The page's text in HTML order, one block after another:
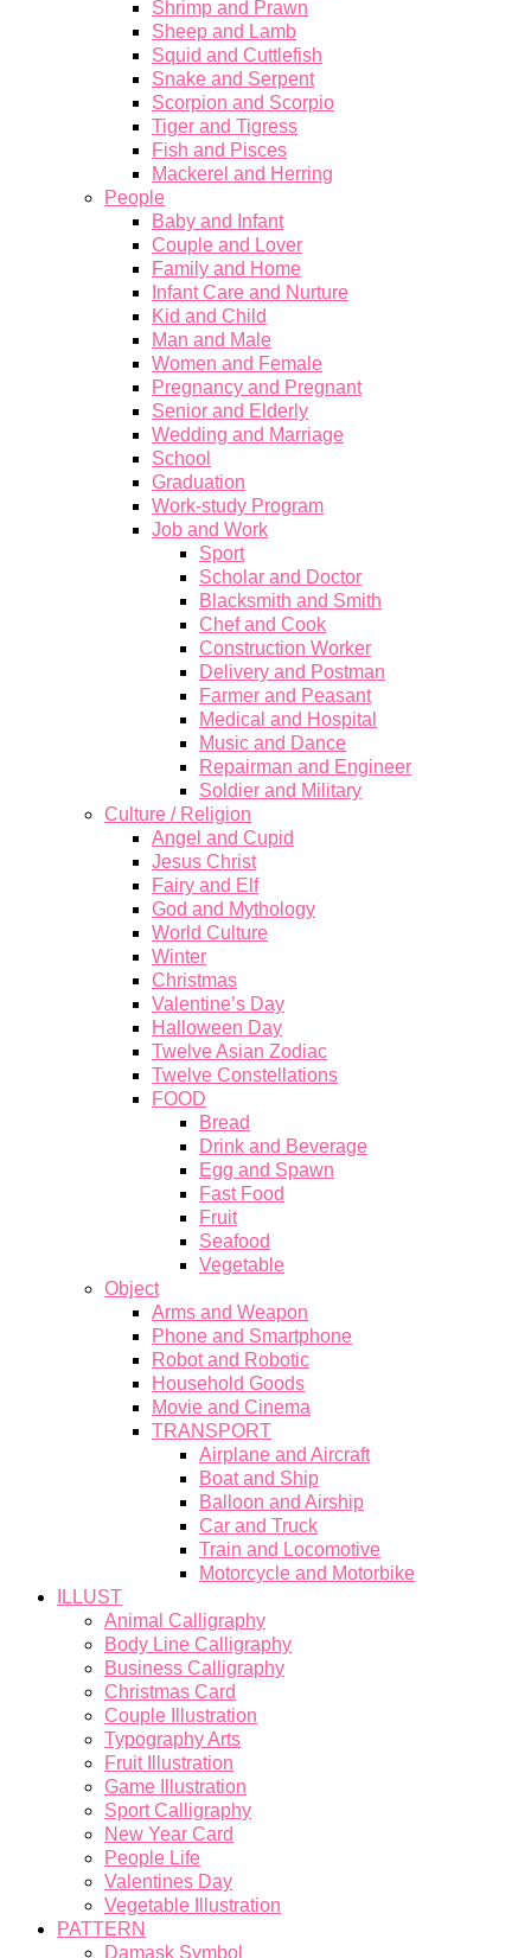
Shrimp and Prawn
Sheep and Lamb
Squid and Cuttlefish
Snake and Serpent
Scorpion and Scorpio
Tiger and Tigress
Fish and Pisces
Mackerel and Herring
People
Baby and Infant
Couple and Lover
Family and Home
Infant Care and Nurture
Kid and Child
Man and Male
Women and Female
Pregnancy and Pregnant
Senior and Elderly
Wedding and Marriage
School
Graduation
Work-study Program
Job and Work
Sport
Scholar and Doctor
Blacksmith and Smith
Chef and Cook
Construction Worker
Delivery and Postman
Farmer and Peasant
Medical and Hospital
Music and Dance
Repairman and Engineer
Soldier and Military
Culture / Religion
Angel and Cupid
Jesus Christ
Fairy and Elf
God and Mythology
World Culture
Winter
Christmas
Valentine’s Day
Halloween Day
Twelve Asian Zodiac
Twelve Constellations
FOOD
Bread
Drink and Beverage
Egg and Spawn
Fast Food
Fruit
Seafood
Vegetable
Object
Arms and Weapon
Phone and Smartphone
Robot and Robotic
Household Goods
Movie and Cinema
TRANSPORT
Airplane and Aircraft
Boat and Ship
Balloon and Airship
Car and Truck
Train and Locomotive
Motorcycle and Motorbike
ILLUST
Animal Calligraphy
Body Line Calligraphy
Business Calligraphy
Christmas Card
Couple Illustration
Typography Arts
Fruit Illustration
Game Illustration
Sport Calligraphy
New Year Card
People Life
Valentines Day
Vegetable Illustration
PATTERN
Damask Symbol